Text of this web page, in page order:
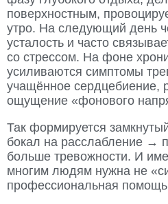
поверхностным,
утро. На следующий день
усталость и часто
со стрессом. На фоне
усиливаются симптомы
учащённое сердцебиение,
ощущение «фонового
Так формируется
бокал на расслабление →
больше тревожности. И
многим людям нужна не
профессиональная